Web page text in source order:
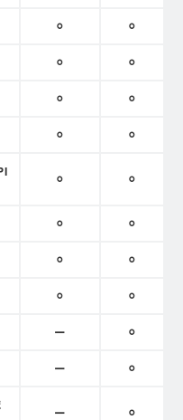
⚪︎ ⚪︎
⚪︎ ⚪︎
⚪︎ ⚪︎
⚪︎ ⚪︎
⚪︎ ⚪︎
⚪︎ ⚪︎
⚪︎ ⚪︎
⚪︎ ⚪︎
ー ⚪︎
ー ⚪︎
ー ⚪︎